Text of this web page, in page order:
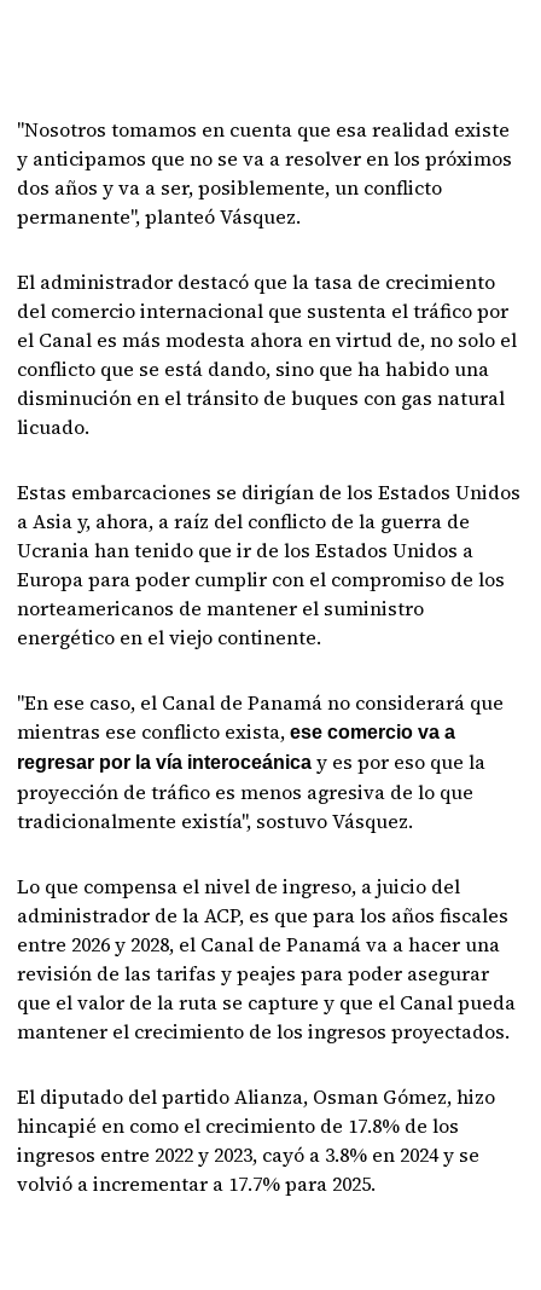
"Nosotros tomamos en cuenta que esa realidad existe
y anticipamos que no se va a resolver en los próximos
dos años y va a ser, posiblemente, un conflicto
permanente", planteó Vásquez.
El administrador destacó que la tasa de crecimiento
del comercio internacional que sustenta el tráfico por
el Canal es más modesta ahora en virtud de, no solo el
conflicto que se está dando, sino que ha habido una
disminución en el tránsito de buques con gas natural
licuado.
Estas embarcaciones se dirigían de los Estados Unidos
a Asia y, ahora, a raíz del conflicto de la guerra de
Ucrania han tenido que ir de los Estados Unidos a
Europa para poder cumplir con el compromiso de los
norteamericanos de mantener el suministro
energético en el viejo continente.
"En ese caso, el Canal de Panamá no considerará que
mientras ese conflicto exista,ese comercio va a
regresar por la vía interoceánicay es por eso que la
proyección de tráfico es menos agresiva de lo que
tradicionalmente existía", sostuvo Vásquez.
Lo que compensa el nivel de ingreso, a juicio del
administrador de la ACP, es que para los años fiscales
entre 2026 y 2028, el Canal de Panamá va a hacer una
revisión de las tarifas y peajes para poder asegurar
que el valor de la ruta se capture y que el Canal pueda
mantener el crecimiento de los ingresos proyectados.
El diputado del partido Alianza, Osman Gómez, hizo
hincapié en como el crecimiento de 17.8% de los
ingresos entre 2022 y 2023, cayó a 3.8% en 2024 y se
volvió a incrementar a 17.7% para 2025.